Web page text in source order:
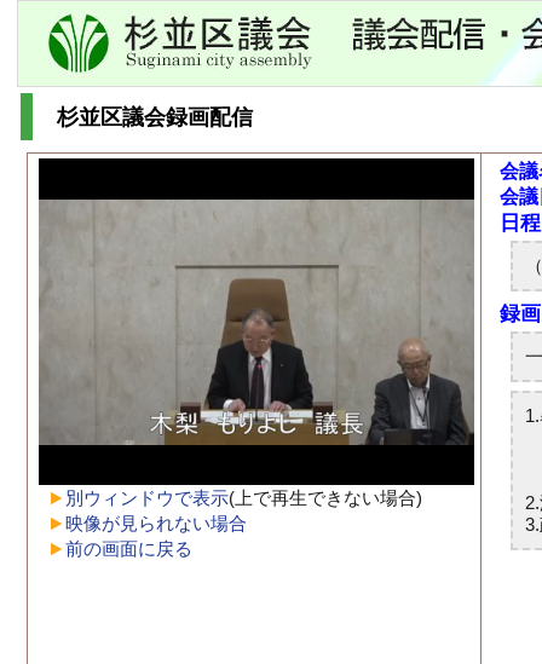
杉並区議会録画配信
別ウィンドウで表示(上で再生できない場合)
映像が見られない場合
前の画面に戻る
会
会